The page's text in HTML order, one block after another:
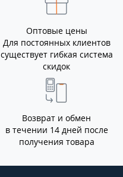
Оптовые цены
Для постоянных клиентов
существует гибкая система
скидок
Возврат и обмен
в течении 14 дней после
получения товара